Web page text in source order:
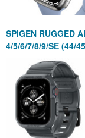
SPIGEN RUGGED
4/5/6/7/8/9/SE (44/